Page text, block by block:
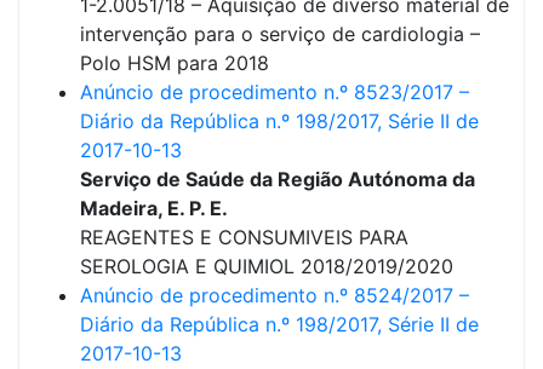
1-2.0051/18 – Aquisição de diverso material de
intervenção para o serviço de cardiologia –
Polo HSM para 2018
Anúncio de procedimento n.º 8523/2017 –
Diário da República n.º 198/2017, Série II de
2017-10-13
Serviço de Saúde da Região Autónoma da
Madeira, E. P. E.
REAGENTES E CONSUMIVEIS PARA
SEROLOGIA E QUIMIOL 2018/2019/2020
Anúncio de procedimento n.º 8524/2017 –
Diário da República n.º 198/2017, Série II de
2017-10-13